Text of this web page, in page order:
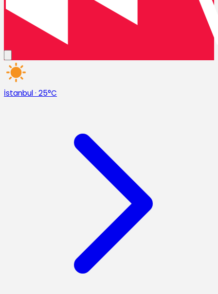
İstanbul· 25°C